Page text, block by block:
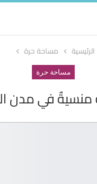
الرئيسية مساحة حرة
مساحة حرة
في مدن